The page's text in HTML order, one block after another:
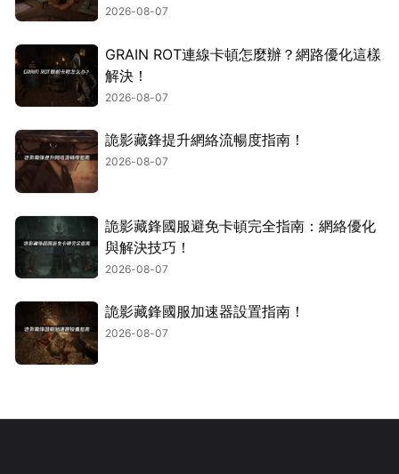
2026-08-07
GRAIN ROT連線卡頓怎麼辦？網路優化這樣
解決！
2026-08-07
詭影藏鋒提升網絡流暢度指南！
2026-08-07
詭影藏鋒國服避免卡頓完全指南：網絡優化
與解決技巧！
2026-08-07
詭影藏鋒國服加速器設置指南！
2026-08-07